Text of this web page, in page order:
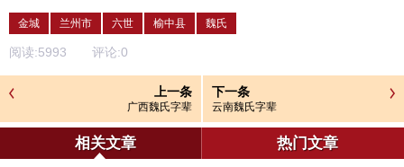
金城 兰州市 六世 榆中县 魏氏
阅读:5993 评论:0
上一条
广西魏氏字辈
下一条
云南魏氏字辈
相关文章 热门文章